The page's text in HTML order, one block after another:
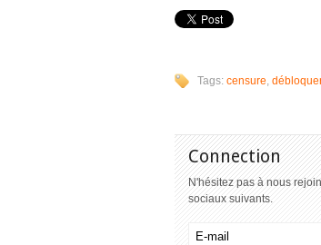
Tags: censure, débloquer
Connection
N'hésitez pas à nous
sociaux suivants.